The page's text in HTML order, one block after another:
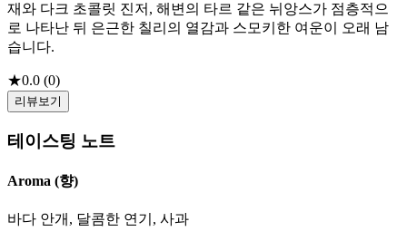
재와 다크 초콜릿 진저, 해변의 타르 같은 뉘앙스가 점층적으
로 나타난 뒤 은근한 칠리의 열감과 스모키한 여운이 오래 남
습니다.
★0.0 (0)
리뷰보기
테이스팅 노트
Aroma (향)
바다 안개, 달콤한 연기, 사과